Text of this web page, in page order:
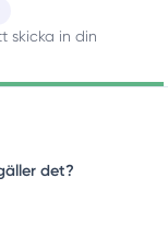
skicka in din
det?